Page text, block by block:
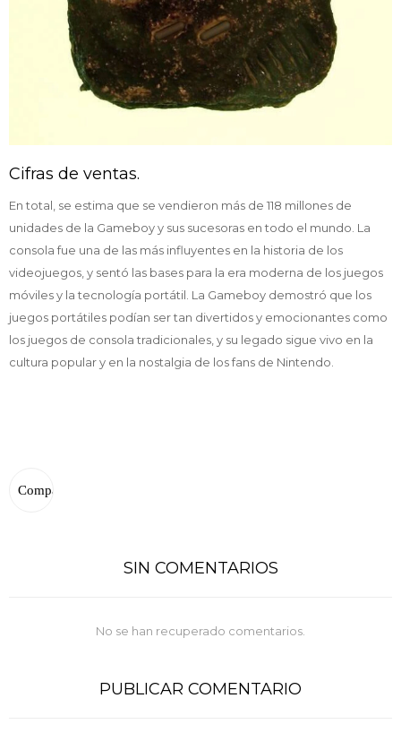
Cifras de ventas.
En total, se estima que se vendieron más de 118 millones de
unidades de la Gameboy y sus sucesoras en todo el mundo. La
consola fue una de las más influyentes en la historia de los
videojuegos, y sentó las bases para la era moderna de los juegos
móviles y la tecnología portátil. La Gameboy demostró que los
juegos portátiles podían ser tan divertidos y emocionantes como
los juegos de consola tradicionales, y su legado sigue vivo en la
cultura popular y en la nostalgia de los fans de Nintendo.
SIN COMENTARIOS
No se han recuperado comentarios.
PUBLICAR COMENTARIO